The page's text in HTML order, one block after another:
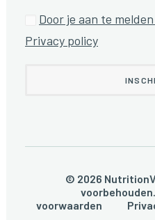
Door je aan te
Privacy policy
© 2026
voorwaarden